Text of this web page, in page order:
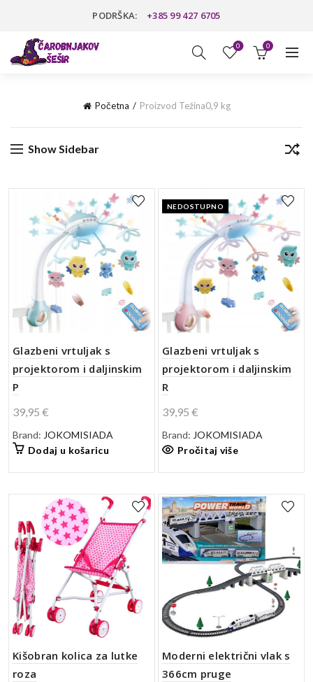
PODRŠKA: +385 99 427 6705
0 0
Početna Proizvod Težina0,9 kg
Show Sidebar
Glazbeni vrtuljak s
projektorom i daljinskim
P
39,95€
Brand: JOKOMISIADA
Dodaj u košaricu
NEDOSTUPNO
Glazbeni vrtuljak s
projektorom i daljinskim
R
39,95€
Brand: JOKOMISIADA
Pročitaj više
Kišobran kolica za lutke
roza
Moderni električni vlak s
366cm pruge